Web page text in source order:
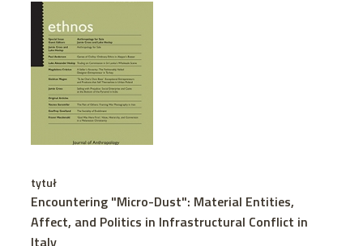
tytuł
Encountering "Micro-Dust": Material Entities,
Affect, and Politics in Infrastructural Conflict in
Italy